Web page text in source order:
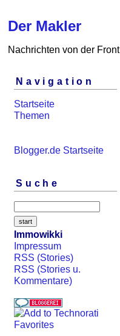
Der Makler
Nachrichten von der Front
Navigation
Startseite
Themen
Blogger.de Startseite
Suche
Immowikki
Impressum
RSS (Stories)
RSS (Stories u.
Kommentare)